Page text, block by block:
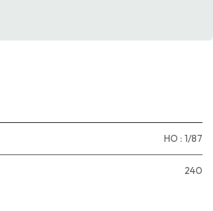
HO : 1/87
240